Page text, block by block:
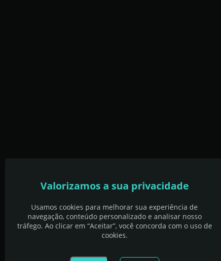
Valorizamos a sua privacidade
Usamos cookies para melhorar sua experiência de
navegação, conteúdo personalizado e analisar nosso
tráfego. Ao clicar em “Aceitar”, você concorda com o uso de
cookies.